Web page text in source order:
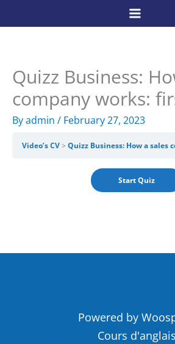
to
Quizz Business:
company works:
Byadmin / February 27, 2023
Video’s CV Quizz Business: How a sales
Powered by
Cours d'anglais